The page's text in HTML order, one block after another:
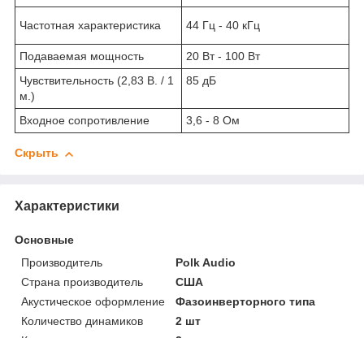
Частотная характеристика 44 Гц - 40 кГц
Подаваемая мощность
20 Вт - 100 Вт
Чувствительность (2,83 В. / 1
м.)
85 дБ
Входное сопротивление 3,6 - 8 Ом
Скрыть
Характеристики
Основные
Производитель
Polk Audio
Страна производитель
США
Акустическое оформление
Фазоинверторного типа
Количество динамиков
2 шт